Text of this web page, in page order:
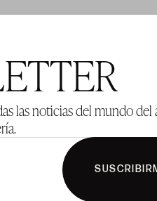
las noticias del mundo del